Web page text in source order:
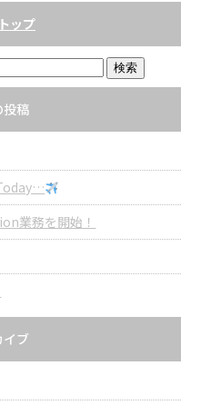
ップ
投稿
業務を開始！
イブ